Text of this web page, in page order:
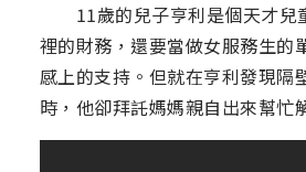
11歲的兒子亨利是個天才兒
裡的財務，還要當做女服務生的
感上的支持。但就在亨利發現隔
時，他卻拜託媽媽親自出來幫忙